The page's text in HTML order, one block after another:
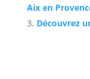
Aix en
Découvrez